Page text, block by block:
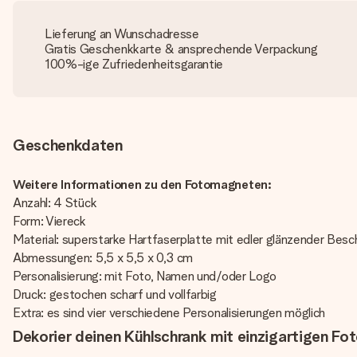
Lieferung an Wunschadresse
Gratis Geschenkkarte & ansprechende Verpackung
100%-ige Zufriedenheitsgarantie
Geschenkdaten
Weitere Informationen zu den Fotomagneten:
Anzahl: 4 Stück
Form: Viereck
Material: superstarke Hartfaserplatte mit edler glänzender
Abmessungen: 5,5 x 5,5 x 0,3 cm
Personalisierung: mit Foto, Namen und/oder Logo
Druck: gestochen scharf und vollfarbig
Extra: es sind vier verschiedene Personalisierungen möglich
Dekorier deinen Kühlschrank mit einzigartigen